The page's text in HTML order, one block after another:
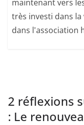
maintenant vers
très investi dans
dans l'association
2 réflexions
: Le